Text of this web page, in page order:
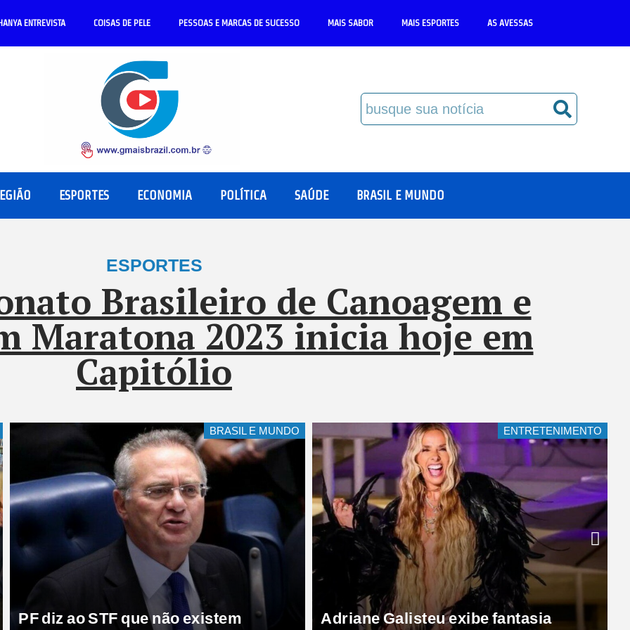
ENTREVISTA COISAS DE PELE PESSOAS E MARCAS DE SUCESSO MAIS SABOR MAIS ESPORTES AS AVESSAS
ESPORTES ECONOMIA POLÍTICA SAÚDE BRASIL E MUNDO
ESPORTES
Brasileiro de Canoagem e
Maratona 2023 inicia hoje em
Capitólio
ENTRETENIMENTO
Adriane Galisteu exibe fantasia
ENTRETENIMENTO
Larissa Santos posa fantasiada e